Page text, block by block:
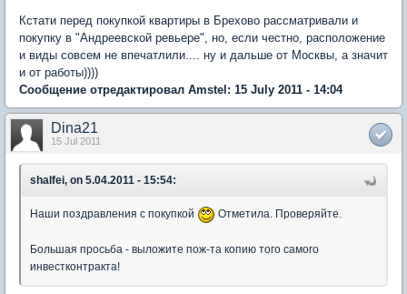
Кстати перед покупкой квартиры в Брехово рассматривали и
покупку в "Андреевской ревьере", но, если честно, расположение
и виды совсем не впечатлили.... ну и дальше от Москвы, а значит
и от работы))))
Сообщение отредактировал Amstel: 15 July 2011 - 14:04
Dina21
15 Jul 2011
shalfei, on 5.04.2011 - 15:54:
Наши поздравления с покупкой Отметила. Проверяйте.
Большая просьба - выложите пож-та копию того самого
инвестконтракта!